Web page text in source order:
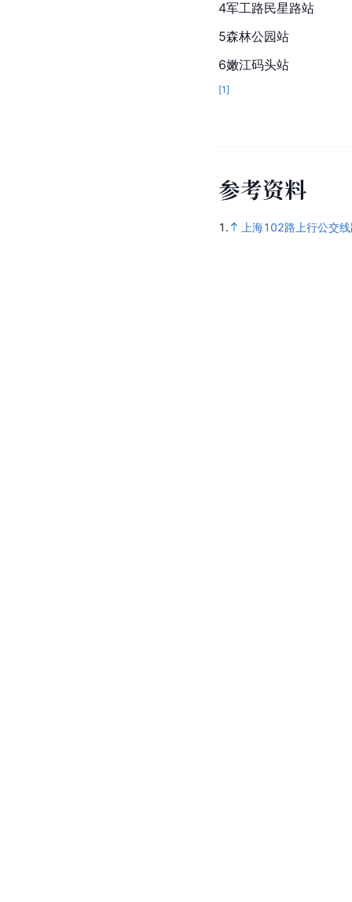
4军工路民星路站
5森林公园站
6嫩江码头站
[1]
参考资料
1. 上海102路上行公交